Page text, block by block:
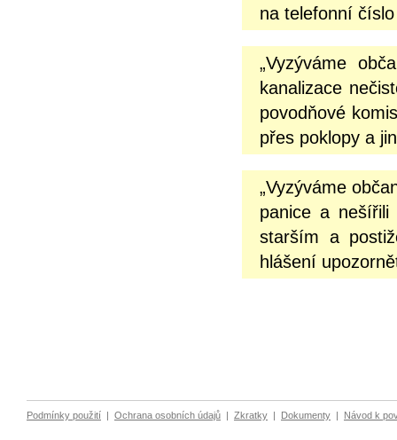
na telefonní
„Vyzýváme
kanalizace
povodňové
přes poklopy a
„Vyzýváme
panice a nešířili
starším a
hlášení
Podmínky použití Ochrana osobních údajů Zkratky Dokumenty Návod k